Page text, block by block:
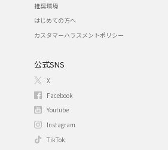
推奨環境
はじめての方へ
カスタマーハラスメントポリシー
公式SNS
X
Facebook
Youtube
Instagram
TikTok